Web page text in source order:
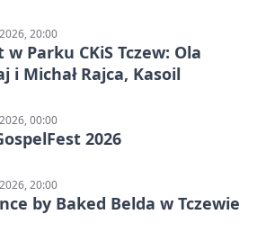
20:00
w Parku CKiS Tczew: Ola
i Michał Rajca, Kasoil
00:00
2026
20:00
by Baked Belda w Tczewie